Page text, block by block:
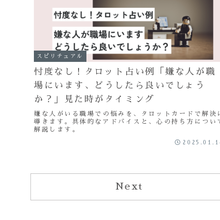
スピリチュアル
忖度なし！タロット占い例「嫌な人が職
場にいます、どうしたら良いでしょう
か？」見た時がタイミング
嫌な人がいる職場での悩みを、タロットカードで解決
導きます。具体的なアドバイスと、心の持ち方につい
解説します。
Next